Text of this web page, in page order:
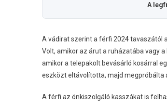
A
A vádirat szerint a férfi 2024 tavaszától
Volt, amikor az árut a ruházatába vagy
amikor a telepakolt bevásárló kosárral
eszközt eltávolította, majd megpróbálta
A férfi az önkiszolgáló kasszákat is